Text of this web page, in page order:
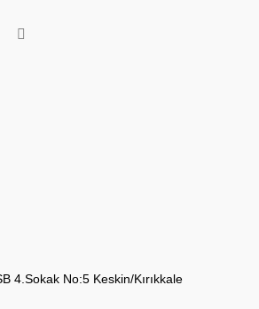
4.Sokak No:5 Keskin/Kırıkkale